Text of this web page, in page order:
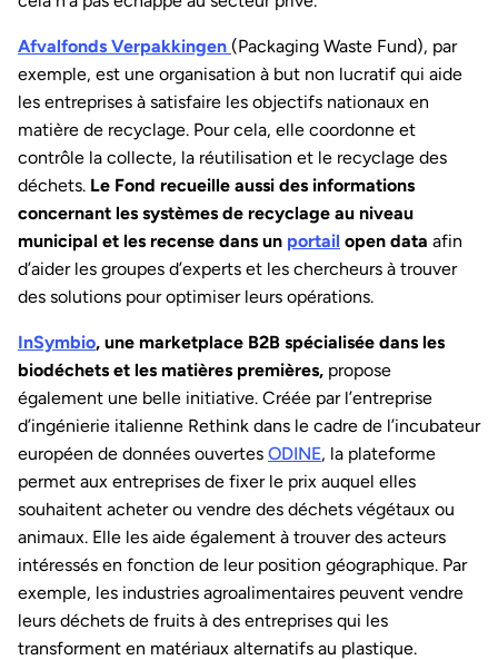
Afvalfonds Verpakkingen (Packaging Waste Fund), par
exemple, est une organisation à but non lucratif qui aide
les entreprises à satisfaire les objectifs nationaux en
matière de recyclage. Pour cela, elle coordonne et
contrôle la collecte, la réutilisation et le recyclage des
déchets. Le Fond recueille aussi des informations
concernant les systèmes de recyclage au niveau
municipal et les recense dans un portail open data afin
d’aider les groupes d’experts et les chercheurs à trouver
des solutions pour optimiser leurs opérations.
InSymbio, une marketplace B2B spécialisée dans les
biodéchets et les matières premières, propose
également une belle initiative. Créée par l’entreprise
d’ingénierie italienne Rethink dans le cadre de l’incubateur
européen de données ouvertes ODINE, la plateforme
permet aux entreprises de fixer le prix auquel elles
souhaitent acheter ou vendre des déchets végétaux ou
animaux. Elle les aide également à trouver des acteurs
intéressés en fonction de leur position géographique. Par
exemple, les industries agroalimentaires peuvent vendre
leurs déchets de fruits à des entreprises qui les
transforment en matériaux alternatifs au plastique.